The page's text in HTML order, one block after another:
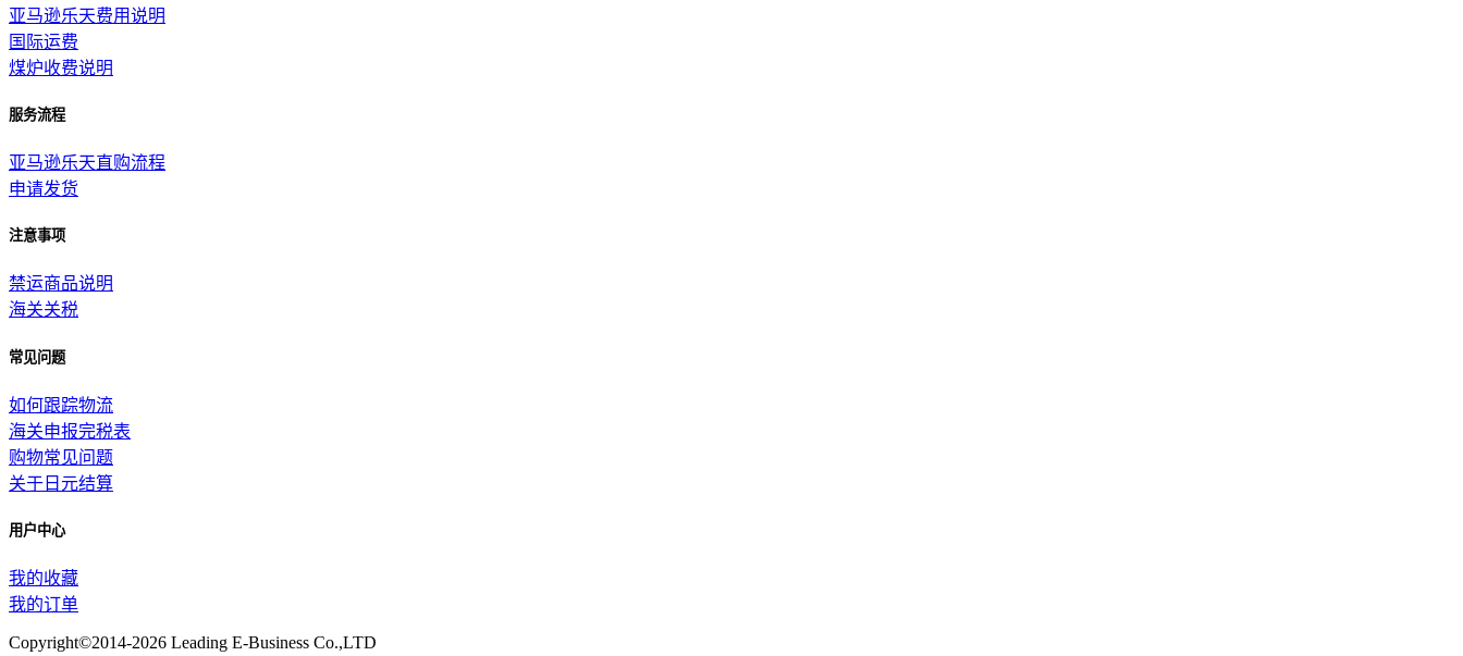
亚马逊乐天费用说明
国际运费
煤炉收费说明
服务流程
亚马逊乐天直购流程
申请发货
注意事项
禁运商品说明
海关关税
常见问题
如何跟踪物流
海关申报完税表
购物常见问题
关于日元结算
用户中心
我的收藏
我的订单
Copyright©2014-2026 Leading E-Business Co.,LTD